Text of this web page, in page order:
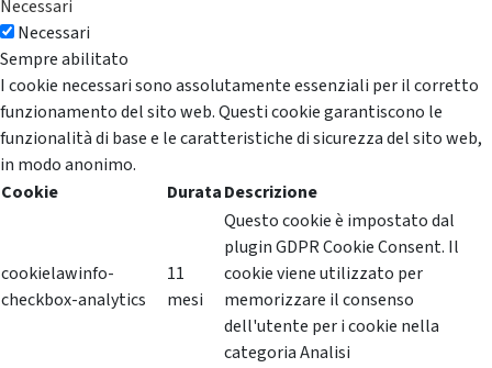
Necessari
Necessari
Sempre abilitato
I cookie necessari sono assolutamente essenziali per il corretto
funzionamento del sito web. Questi cookie garantiscono le
funzionalità di base e le caratteristiche di sicurezza del sito web,
in modo anonimo.
Cookie
DurataDescrizione
cookielawinfo-
checkbox-analytics
11
mesi
Questo cookie è impostato dal
plugin GDPR Cookie Consent. Il
cookie viene utilizzato per
memorizzare il consenso
dell'utente per i cookie nella
categoria Analisi